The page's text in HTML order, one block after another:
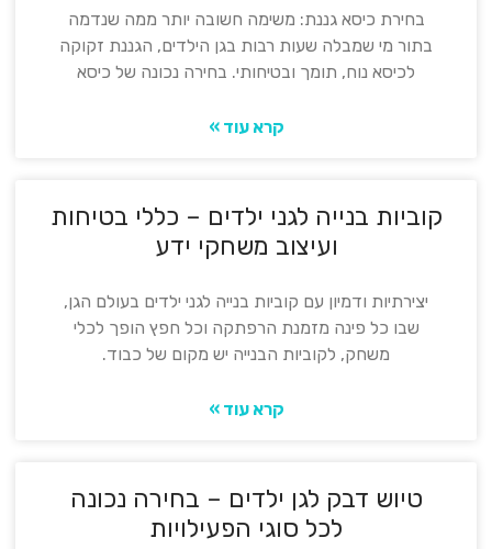
בחירת כיסא גננת: משימה חשובה יותר ממה שנדמה
בתור מי שמבלה שעות רבות בגן הילדים, הגננת זקוקה
לכיסא נוח, תומך ובטיחותי. בחירה נכונה של כיסא
קרא עוד »
קוביות בנייה לגני ילדים – כללי בטיחות
ועיצוב משחקי ידע
יצירתיות ודמיון עם קוביות בנייה לגני ילדים בעולם הגן,
שבו כל פינה מזמנת הרפתקה וכל חפץ הופך לכלי
משחק, לקוביות הבנייה יש מקום של כבוד.
קרא עוד »
טיוש דבק לגן ילדים – בחירה נכונה
לכל סוגי הפעילויות